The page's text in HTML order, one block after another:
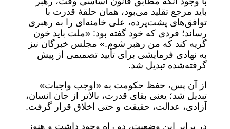
باید مرجع تقلید می‌بود، همان حلقهٔ قدرت با
توافق‌های پشت‌پرده، علی خامنه‌ای را به رهبری
رساند؛ فردی که خود گفته بود: «ملت باید خون
گریه کند که من رهبر شوم.» مجلس خبرگان نیز
به نهادی فرمایشی برای تأیید تصمیمی از پیش
گرفته‌شده تبدیل شد.
از آن پس، حفظ حکومت به «اوجب واجبات»
تبدیل شد؛ یعنی بقای قدرت، بالاتر از جان انسان،
آزادی، عدالت، حقیقت و حتی اخلاق قرار گرفت.
در برابر این وضعیت، دو راه وجود داشت و هنوز